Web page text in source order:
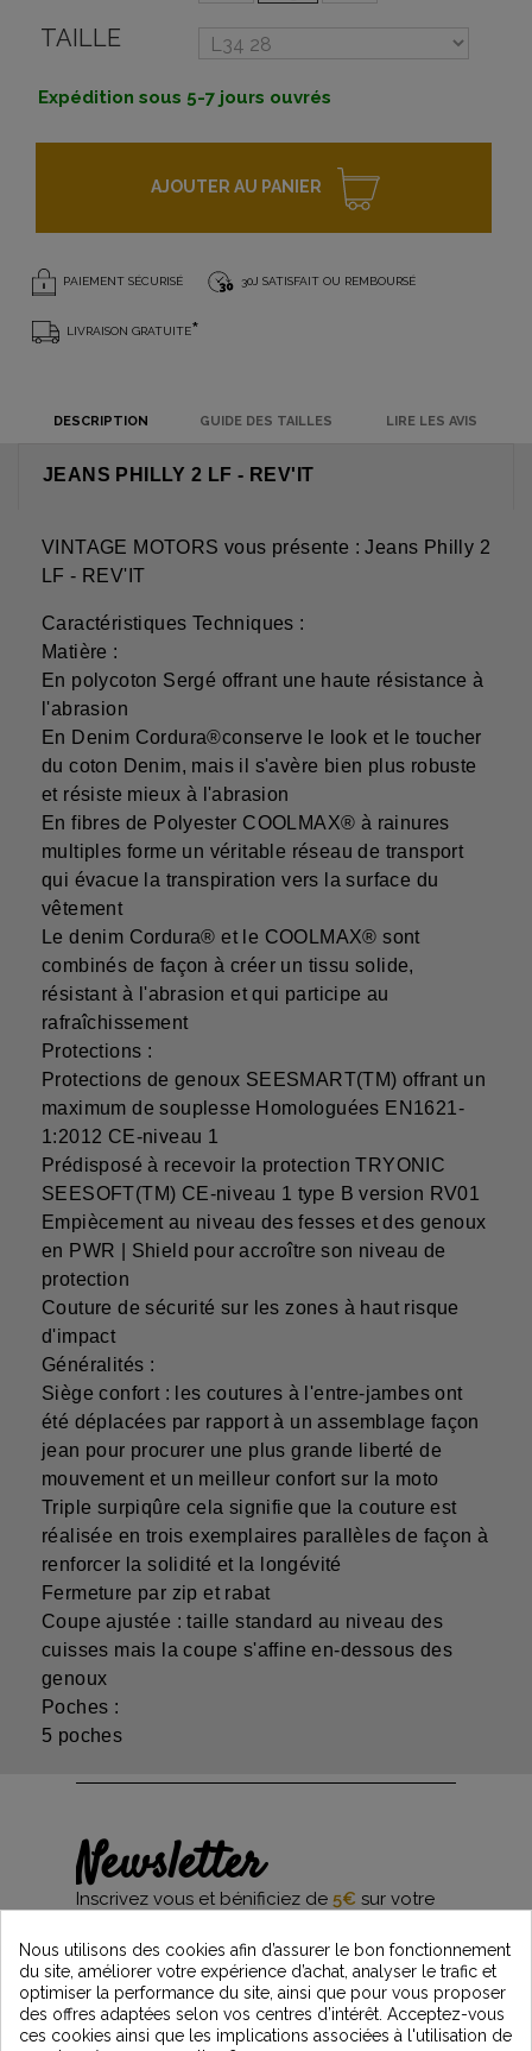
TAILLE
Expédition sous 5-7 jours ouvrés
AJOUTER AU PANIER
PAIEMENT SÉCURISÉ 30J SATISFAIT OU REMBOURSÉ
LIVRAISON GRATUITE*
DESCRIPTION GUIDE DES TAILLES LIRE LES AVIS
JEANS PHILLY 2 LF - REV'IT
VINTAGE MOTORS vous présente : Jeans Philly 2
LF - REV'IT
Caractéristiques Techniques :
Matière :
En polycoton Sergé offrant une haute résistance à
l'abrasion
En Denim Cordura®conserve le look et le toucher
du coton Denim, mais il s'avère bien plus robuste
et résiste mieux à l'abrasion
En fibres de Polyester COOLMAX® à rainures
multiples forme un véritable réseau de transport
qui évacue la transpiration vers la surface du
vêtement
Le denim Cordura® et le COOLMAX® sont
combinés de façon à créer un tissu solide,
résistant à l'abrasion et qui participe au
rafraîchissement
Protections :
Protections de genoux SEESMART(TM) offrant un
maximum de souplesse Homologuées EN1621-
1:2012 CE-niveau 1
Prédisposé à recevoir la protection TRYONIC
SEESOFT(TM) CE-niveau 1 type B version RV01
Empiècement au niveau des fesses et des genoux
en PWR | Shield pour accroître son niveau de
protection
Couture de sécurité sur les zones à haut risque
d'impact
Généralités :
Siège confort : les coutures à l'entre-jambes ont
été déplacées par rapport à un assemblage façon
jean pour procurer une plus grande liberté de
mouvement et un meilleur confort sur la moto
Triple surpiqûre cela signifie que la couture est
réalisée en trois exemplaires parallèles de façon à
renforcer la solidité et la longévité
Fermeture par zip et rabat
Coupe ajustée : taille standard au niveau des
cuisses mais la coupe s'affine en-dessous des
genoux
Poches :
5 poches
Newsletter
Inscrivez vous et bénificiez de 5€ sur votre
et restez informés des dernières nouveautés
Vintage Motors
Nous utilisons des cookies afin d’assurer le bon fonctionnement
du site, améliorer votre expérience d’achat, analyser le trafic et
optimiser la performance du site, ainsi que pour vous proposer
des offres adaptées selon vos centres d’intérêt. Acceptez-vous
ces cookies ainsi que les implications associées à l'utilisation de